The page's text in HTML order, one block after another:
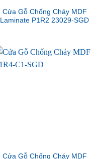
Cửa Gỗ Chống Cháy MDF
Laminate P1R2 23029-SGD
Cửa Gỗ Chống Cháy MDF